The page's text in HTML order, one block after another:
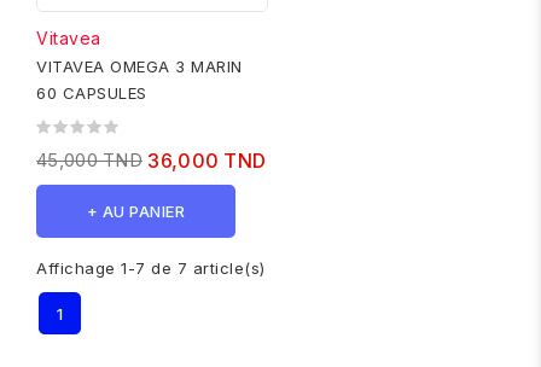
Vitavea
VITAVEA OMEGA 3 MARIN
60 CAPSULES
45,000 TND 36,000 TND
+ AU PANIER
Affichage 1-7 de 7 article(s)
1